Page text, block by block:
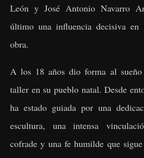
León y José Antonio Navarro
último una influencia decisiva en
obra.
A los 18 años dio forma al
taller en su pueblo natal. Desde
ha estado guiada por una
escultura, una intensa
cofrade y una fe humilde que